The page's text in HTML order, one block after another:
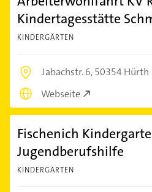
Kindertagesstätte
KINDERGÄRTEN
Jabachstr. 6,50354 Hürth
Webseite
Fischenich
Jugendberufshilfe
KINDERGÄRTEN